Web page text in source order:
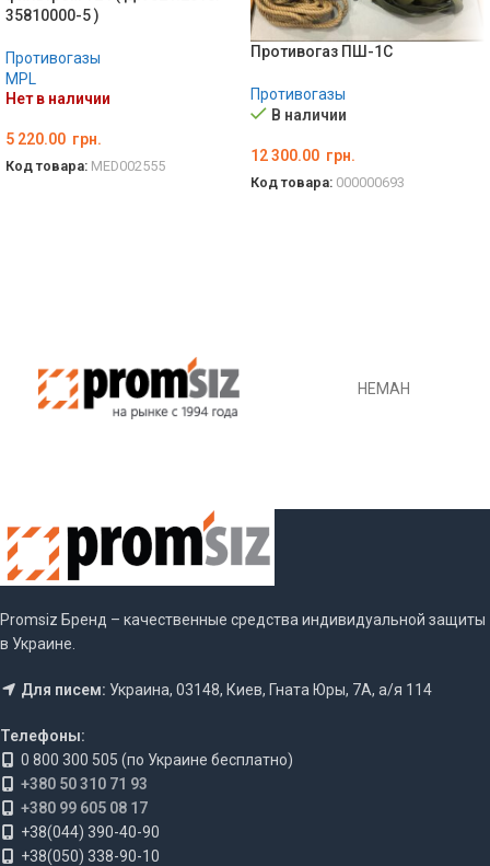
35810000-5 )
Противогазы
MPL
Нет в наличии
5 220.00 грн.
Код товара: MED002555
Противогаз ПШ-1С
Противогазы
В наличии
12 300.00 грн.
Код товара: 000000693
НЕМАН
Promsiz Бренд – качественные средства индивидуальной защиты
в Украине.
Для писем: Украина, 03148, Киев, Гната Юры, 7А, а/я 114
Телефоны:
0 800 300 505 (по Украине бесплатно)
+380 50 310 71 93
+380 99 605 08 17
+38(044) 390-40-90
+38(050) 338-90-10